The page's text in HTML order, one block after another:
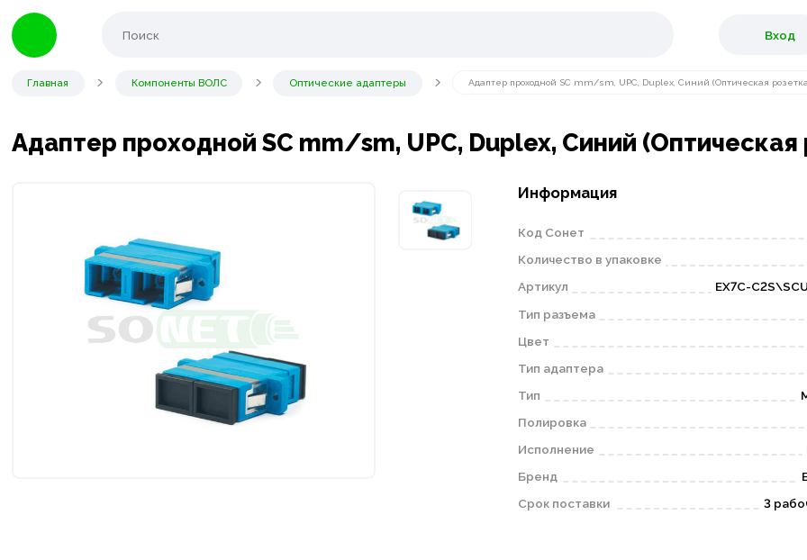
Вход
Главная Компоненты ВОЛС Оптические адаптеры Адаптер проходной SC mm/sm, UPC, Duplex, Синий (Оптическая
Адаптер проходной SC mm/sm, UPC, Duplex, Синий (Оптическая
Информация
Код Сонет
Количество в упаковке
Артикул
EX7C-
Тип разъема
Цвет
Тип адаптера
Тип
Полировка
Исполнение
Бренд
Срок поставки
3